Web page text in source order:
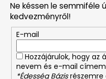
Ne késsen le semmiféle
kedvezményről!
E-mail
Hozzájárulok, hogy
nevem és e-mail
*Édesség Bázisrészemre